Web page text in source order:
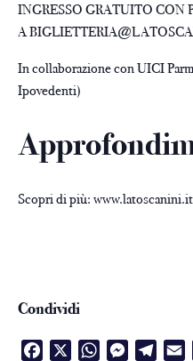
INGRESSO GRATUITO CON
A
In collaborazione con UICI
Ipovedenti)
Scopri di più:
Condividi
Facebook WhatsApp